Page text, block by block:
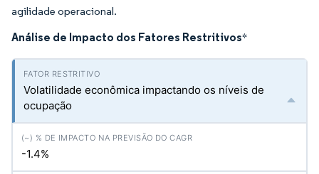
agilidade operacional.
Análise de Impacto dos Fatores Restritivos*
Volatilidade econômica impactando os níveis de
ocupação
-1.4%